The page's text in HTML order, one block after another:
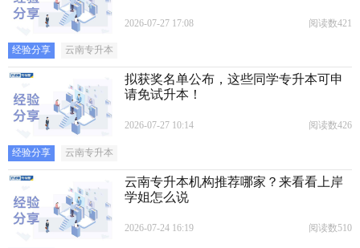
2026-07-27 17:08 阅读数421
经验分享 云南专升本
拟获奖名单公布，这些同学专升本可申
请免试升本！
2026-07-27 10:14 阅读数426
经验分享 云南专升本
云南专升本机构推荐哪家？来看看上岸
学姐怎么说
2026-07-24 16:19 阅读数510